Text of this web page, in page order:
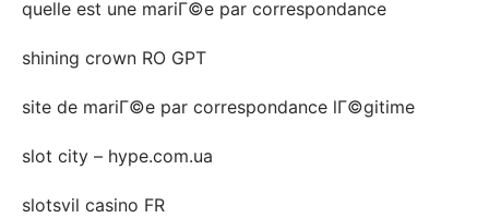
quelle est une mariГ©e par correspondance
shining crown RO GPT
site de mariГ©e par correspondance lГ©gitime
slot city – hype.com.ua
slotsvil casino FR